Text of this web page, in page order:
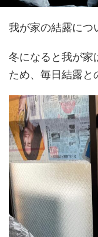
我が家の結露につ
冬になると我が家
ため、毎日結露と